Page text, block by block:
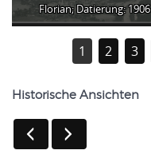
Florian; Datierung: 1906
1 2 3
Historische Ansichten